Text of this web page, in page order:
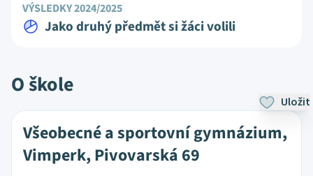
VÝSLEDKY 2024/2025
Jako druhý předmět si žáci volili
O škole
Uložit
Všeobecné a sportovní gymnázium,
Vimperk, Pivovarská 69